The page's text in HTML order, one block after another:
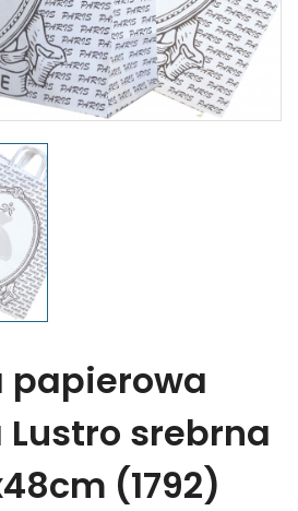
papierowa
Lustro srebrna
(1792)